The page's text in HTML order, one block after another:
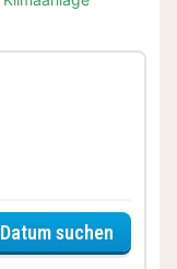
Datum suchen